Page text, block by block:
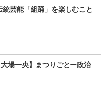
統芸能「組踊」を楽しむこと
場一央】まつりごとー政治